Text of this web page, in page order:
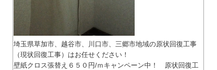
埼玉県草加市、越谷市、川口市、三郷市地域の原状回復工事
（現状回復工事）はお任せください！
壁紙クロス張替え６５０円/ｍキャンペーン中！ 原状回復工